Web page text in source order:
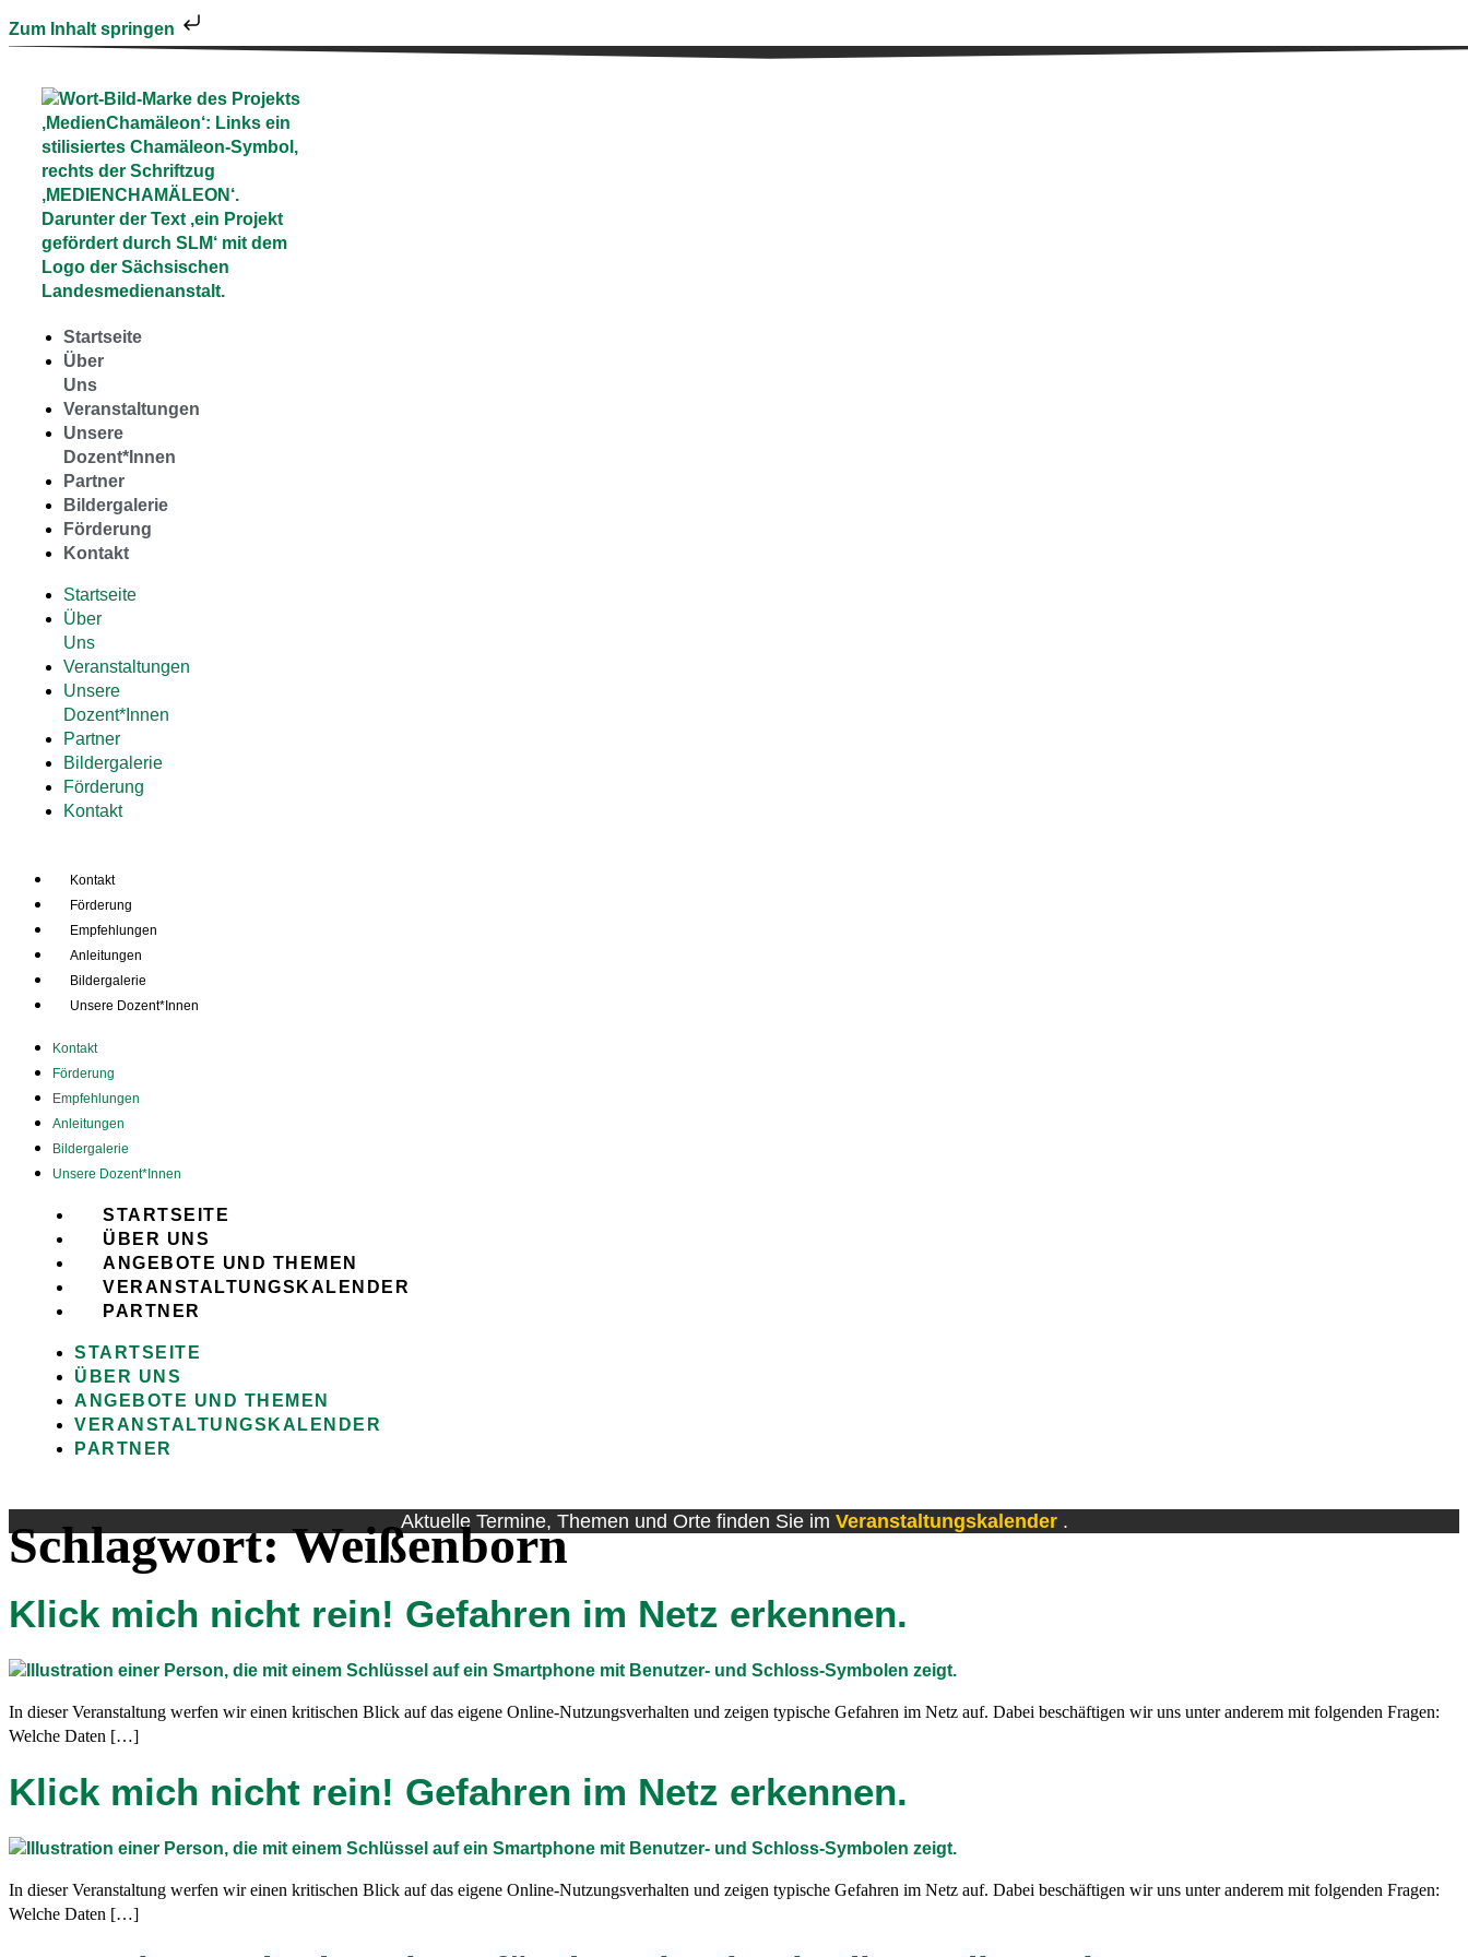
Zum Inhalt springen
Startseite
Über
Uns
Veranstaltungen
Unsere
Dozent*Innen
Partner
Bildergalerie
Förderung
Kontakt
Startseite
Über
Uns
Veranstaltungen
Unsere
Dozent*Innen
Partner
Bildergalerie
Förderung
Kontakt
Kontakt
Förderung
Empfehlungen
Anleitungen
Bildergalerie
Unsere Dozent*Innen
Kontakt
Förderung
Empfehlungen
Anleitungen
Bildergalerie
Unsere Dozent*Innen
STARTSEITE
ÜBER UNS
ANGEBOTE UND THEMEN
VERANSTALTUNGSKALENDER
PARTNER
STARTSEITE
ÜBER UNS
ANGEBOTE UND THEMEN
VERANSTALTUNGSKALENDER
PARTNER
Aktuelle Termine, Themen und Orte finden Sie im Veranstaltungskalender .
Schlagwort:Weißenborn
Klick mich nicht rein! Gefahren im Netz erkennen.
In dieser Veranstaltung werfen wir einen kritischen Blick auf das eigene Online-Nutzungsverhalten und zeigen typische Gefahren im Netz auf. Dabei beschäftigen wir uns unter anderem mit folgenden Fragen:
Welche Daten […]
Klick mich nicht rein! Gefahren im Netz erkennen.
In dieser Veranstaltung werfen wir einen kritischen Blick auf das eigene Online-Nutzungsverhalten und zeigen typische Gefahren im Netz auf. Dabei beschäftigen wir uns unter anderem mit folgenden Fragen:
Welche Daten […]